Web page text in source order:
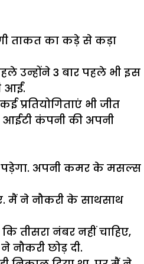
ताकत का कड़े से कड़ा
उन्होंने 3 बार पहले भी इस
आईं.
प्रतियोगिताएं भी जीत
कंपनी की अपनी
पड़ेगा. अपनी कमर के मसल्स
मैं ने नौकरी के साथसाथ
तीसरा नंबर नहीं चाहिए,
छोड़ दी.